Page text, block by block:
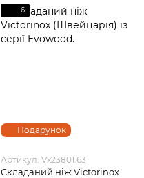
Подарунок
6
Артикул: Vx23801.63
Складаний ніж Victorinox